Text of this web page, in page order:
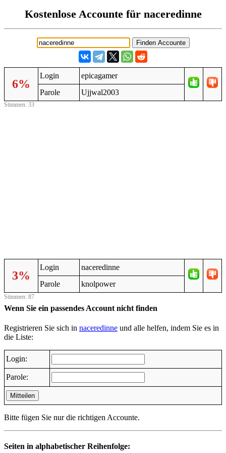
Kostenlose Accounte für naceredinne
6%
Login
epicagamer
Parole
Ujjwal2003
Stimmen: 33
3%
Login
naceredinne
Parole
knolpower
Stimmen: 87
Wenn Sie ein passendes Account nicht finden
Registrieren Sie sich in naceredinne und alle helfen, indem Sie es in
die Liste:
Login:
Parole:
Mitteilen
Bitte fügen Sie nur die richtigen Accounte.
Seiten in alphabetischer Reihenfolge: